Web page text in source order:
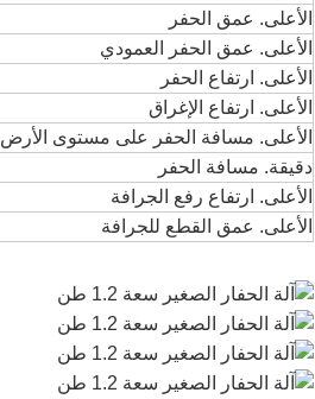
الأعلى. عمق الحفر
الأعلى. عمق الحفر العمودي
الأعلى. ارتفاع الحفر
الأعلى. ارتفاع الإغراق
الأعلى. مسافة الحفر على مستوى الأرض
دقيقة. مسافة الحفر
الأعلى. ارتفاع رفع الجرافة
الأعلى. عمق القطع للجرافة